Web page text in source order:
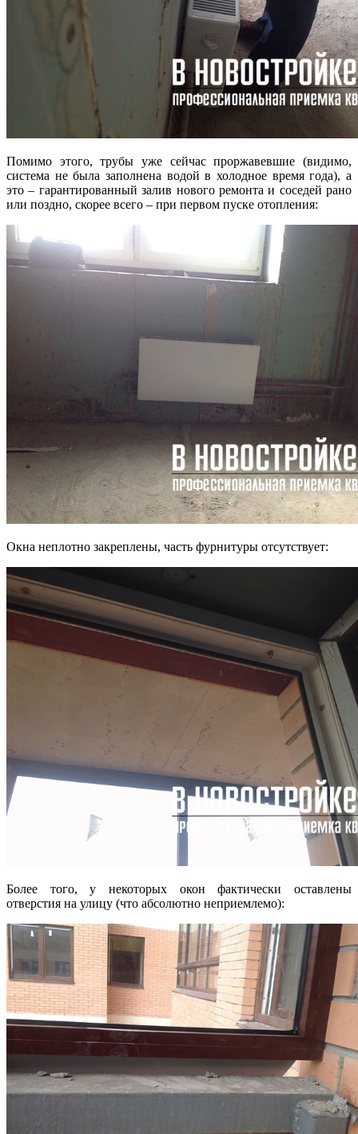
Помимо этого, трубы уже сейчас проржавевшие (видимо,
система не была заполнена водой в холодное время года), а
это – гарантированный залив нового ремонта и соседей рано
или поздно, скорее всего – при первом пуске отопления:
Окна неплотно закреплены, часть фурнитуры отсутствует:
Более того, у некоторых окон фактически оставлены
отверстия на улицу (что абсолютно неприемлемо):